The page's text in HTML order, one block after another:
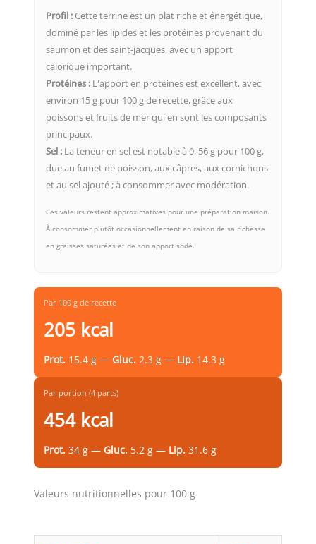
Profil : Cette terrine est un plat riche et énergétique,
dominé par les lipides et les protéines provenant du
saumon et des saint-jacques, avec un apport
calorique important.
Protéines : L'apport en protéines est excellent, avec
environ 15 g pour 100 g de recette, grâce aux
poissons et fruits de mer qui en sont les composants
principaux.
Sel : La teneur en sel est notable à 0, 56 g pour 100 g,
due au fumet de poisson, aux câpres, aux cornichons
et au sel ajouté ; à consommer avec modération.
Ces valeurs restent approximatives pour une préparation maison.
À consommer plutôt occasionnellement en raison de sa richesse
en graisses saturées et de son apport sodé.
Par 100 g de recette
205 kcal
Prot. 15.4 g — Gluc. 2.3 g — Lip. 14.3 g
Par portion (4 parts)
454 kcal
Prot. 34 g — Gluc. 5.2 g — Lip. 31.6 g
Valeurs nutritionnelles pour 100 g